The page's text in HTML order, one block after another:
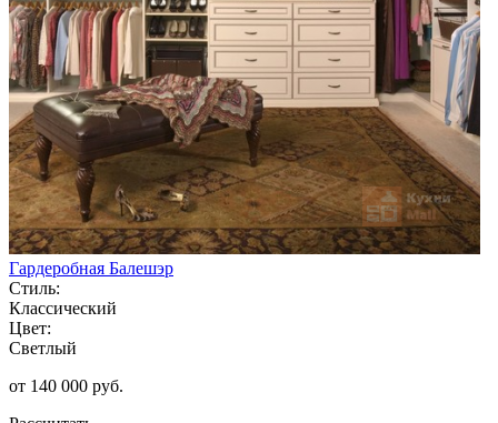
Гардеробная Балешэр
Стиль:
Классический
Цвет:
Светлый
от 140 000 руб.